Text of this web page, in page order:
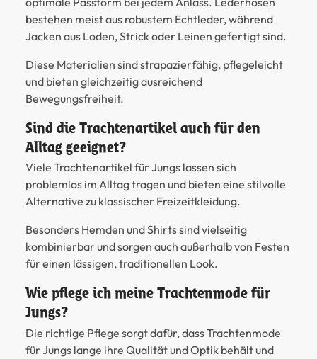
bestehen meist aus robustem Echtleder, während
Jacken aus Loden, Strick oder Leinen gefertigt sind.
Diese Materialien sind strapazierfähig, pflegeleicht
und bieten gleichzeitig ausreichend
Bewegungsfreiheit.
Sind die Trachtenartikel auch für den
Alltag geeignet?
Viele Trachtenartikel für Jungs lassen sich
problemlos im Alltag tragen und bieten eine stilvolle
Alternative zu klassischer Freizeitkleidung.
Besonders Hemden und Shirts sind vielseitig
kombinierbar und sorgen auch außerhalb von Festen
für einen lässigen, traditionellen Look.
Wie pflege ich meine Trachtenmode für
Jungs?
Die richtige Pflege sorgt dafür, dass Trachtenmode
für Jungs lange ihre Qualität und Optik behält und